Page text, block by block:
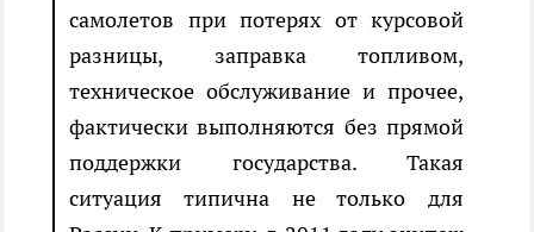
самолетов при потерях от курсовой
разницы, заправка топливом,
техническое обслуживание и прочее,
фактически выполняются без прямой
поддержки государства. Такая
ситуация типична не только для